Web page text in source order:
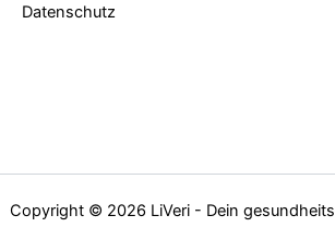
Datenschutz
Copyright © 2026 LiVeri - Dein